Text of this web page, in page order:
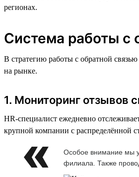
регионах.
Система работы с
В стратегию работы с обратной
на рынке.
1. Мониторинг отзывов
HR-специалист ежедневно
крупной компании с распределённой
Особое внимание мы
филиала. Также